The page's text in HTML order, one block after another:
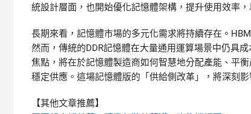
統設計層面，也開始優化記憶體架構，提升使用效率
長期來看，記憶體市場的多元化需求將持續存在。
然而，傳統的DDR記憶體在大量通用運算場景中仍具
焦點，將在於記憶體製造商如何智慧地分配產能、平
穩定供應。這場記憶體版的「供給側改革」，將深刻
【其他文章推薦】